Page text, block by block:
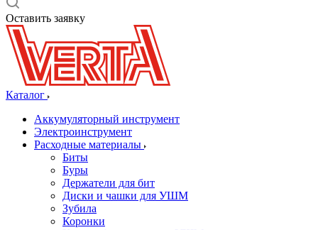
Оставить заявку
Каталог
Аккумуляторный инструмент
Электроинструмент
Расходные материалы
Биты
Буры
Держатели для бит
Диски и чашки для УШМ
Зубила
Коронки